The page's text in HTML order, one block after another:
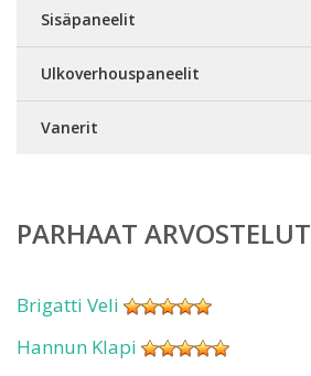
Sisäpaneelit
Ulkoverhouspaneelit
Vanerit
PARHAAT ARVOSTELUT
Brigatti Veli
Hannun Klapi